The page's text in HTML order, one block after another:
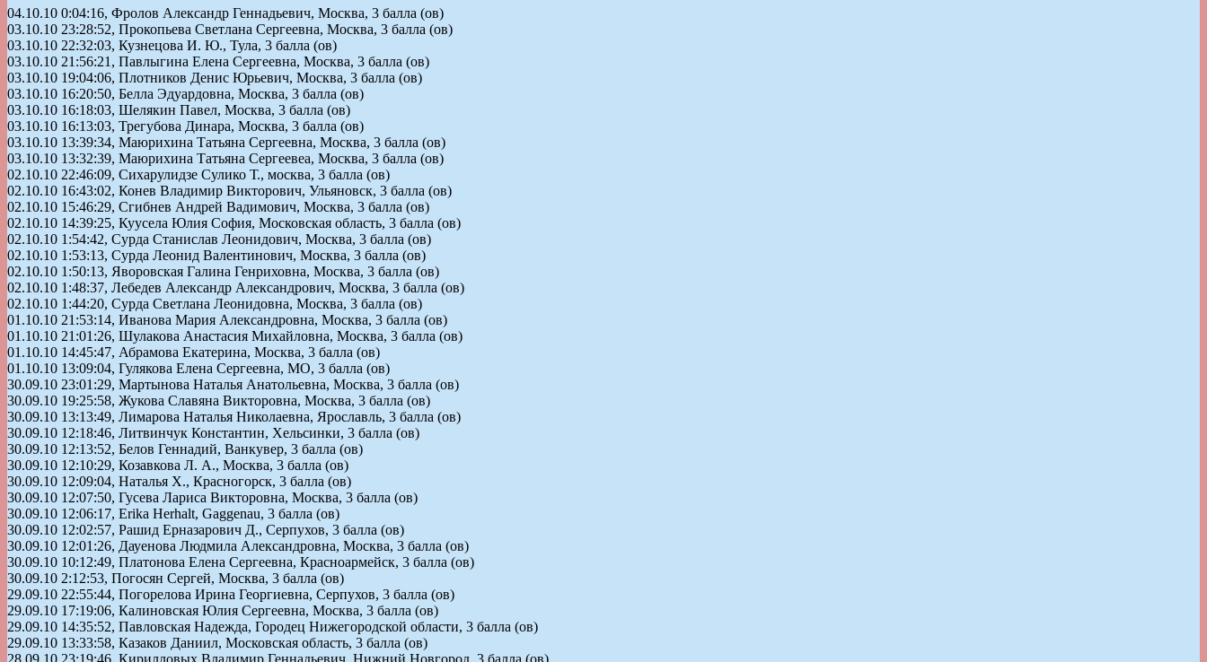
04.10.10 0:04:16, Фролов Александр Геннадьевич, Москва, 3 балла (ов)
03.10.10 23:28:52, Прокопьева Светлана Сергеевна, Москва, 3 балла (ов)
03.10.10 22:32:03, Кузнецова И. Ю., Тула, 3 балла (ов)
03.10.10 21:56:21, Павлыгина Елена Сергеевна, Москва, 3 балла (ов)
03.10.10 19:04:06, Плотников Денис Юрьевич, Москва, 3 балла (ов)
03.10.10 16:20:50, Белла Эдуардовна, Москва, 3 балла (ов)
03.10.10 16:18:03, Шелякин Павел, Москва, 3 балла (ов)
03.10.10 16:13:03, Трегубова Динара, Москва, 3 балла (ов)
03.10.10 13:39:34, Маюрихина Татьяна Сергеевна, Москва, 3 балла (ов)
03.10.10 13:32:39, Маюрихина Татьяна Сергеевеа, Москва, 3 балла (ов)
02.10.10 22:46:09, Сихарулидзе Сулико Т., москва, 3 балла (ов)
02.10.10 16:43:02, Конев Владимир Викторович, Ульяновск, 3 балла (ов)
02.10.10 15:46:29, Сгибнев Андрей Вадимович, Москва, 3 балла (ов)
02.10.10 14:39:25, Куусела Юлия София, Московская область, 3 балла (ов)
02.10.10 1:54:42, Сурда Станислав Леонидович, Москва, 3 балла (ов)
02.10.10 1:53:13, Сурда Леонид Валентинович, Москва, 3 балла (ов)
02.10.10 1:50:13, Яворовская Галина Генриховна, Москва, 3 балла (ов)
02.10.10 1:48:37, Лебедев Александр Александрович, Москва, 3 балла (ов)
02.10.10 1:44:20, Сурда Светлана Леонидовна, Москва, 3 балла (ов)
01.10.10 21:53:14, Иванова Мария Александровна, Москва, 3 балла (ов)
01.10.10 21:01:26, Шулакова Анастасия Михайловна, Москва, 3 балла (ов)
01.10.10 14:45:47, Абрамова Екатерина, Москва, 3 балла (ов)
01.10.10 13:09:04, Гулякова Елена Сергеевна, МО, 3 балла (ов)
30.09.10 23:01:29, Мартынова Наталья Анатольевна, Москва, 3 балла (ов)
30.09.10 19:25:58, Жукова Славяна Викторовна, Москва, 3 балла (ов)
30.09.10 13:13:49, Лимарова Наталья Николаевна, Ярославль, 3 балла (ов)
30.09.10 12:18:46, Литвинчук Константин, Хельсинки, 3 балла (ов)
30.09.10 12:13:52, Белов Геннадий, Ванкувер, 3 балла (ов)
30.09.10 12:10:29, Козавкова Л. А., Москва, 3 балла (ов)
30.09.10 12:09:04, Наталья Х., Красногорск, 3 балла (ов)
30.09.10 12:07:50, Гусева Лариса Викторовна, Москва, 3 балла (ов)
30.09.10 12:06:17, Erika Herhalt, Gaggenau, 3 балла (ов)
30.09.10 12:02:57, Рашид Ерназарович Д., Серпухов, 3 балла (ов)
30.09.10 12:01:26, Дауенова Людмила Александровна, Москва, 3 балла (ов)
30.09.10 10:12:49, Платонова Елена Сергеевна, Красноармейск, 3 балла (ов)
30.09.10 2:12:53, Погосян Сергей, Москва, 3 балла (ов)
29.09.10 22:55:44, Погорелова Ирина Георгиевна, Серпухов, 3 балла (ов)
29.09.10 17:19:06, Калиновская Юлия Сергеевна, Москва, 3 балла (ов)
29.09.10 14:35:52, Павловская Надежда, Городец Нижегородской области, 3 балла (ов)
29.09.10 13:33:58, Казаков Даниил, Московская область, 3 балла (ов)
28.09.10 23:19:46, Кирилловых Владимир Геннадьевич, Нижний Новгород, 3 балла (ов)